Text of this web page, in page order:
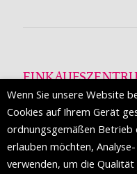
Die Mall of Split
ist ein
etwa 200
Weltmodemarken, die
Wenn Sie unsere Website
Cookies auf Ihrem Gerät
ordnungsgemäßen Betrieb
erlauben möchten,
verwenden, um die